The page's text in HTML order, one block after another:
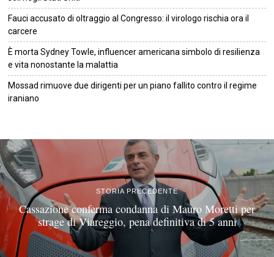
Fauci accusato di oltraggio al Congresso: il virologo rischia ora il
carcere
È morta Sydney Towle, influencer americana simbolo di resilienza
e vita nonostante la malattia
Mossad rimuove due dirigenti per un piano fallito contro il regime
iraniano
STORIA PRECEDENTE
Cassazione conferma condanna di Mauro Moretti per
strage di Viareggio, pena definitiva di 5 anni